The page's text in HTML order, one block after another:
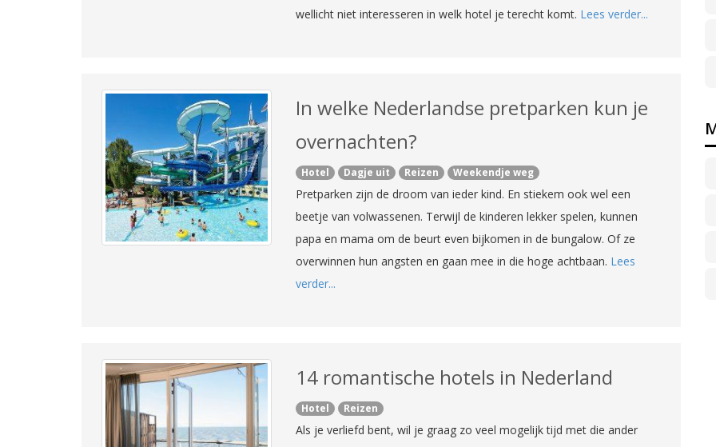
wellicht niet interesseren in welk hotel je terecht komt. Lees verder...
In welke Nederlandse pretparken kun je
overnachten?
Hotel Dagje uit Reizen Weekendje weg
Pretparken zijn de droom van ieder kind. En stiekem ook wel een
beetje van volwassenen. Terwijl de kinderen lekker spelen, kunnen
papa en mama om de beurt even bijkomen in de bungalow. Of ze
overwinnen hun angsten en gaan mee in die hoge achtbaan. Lees
verder...
14 romantische hotels in Nederland
Hotel Reizen
Als je verliefd bent, wil je graag zo veel mogelijk tijd met die ander